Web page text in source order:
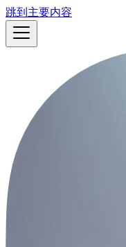
跳到主要内容